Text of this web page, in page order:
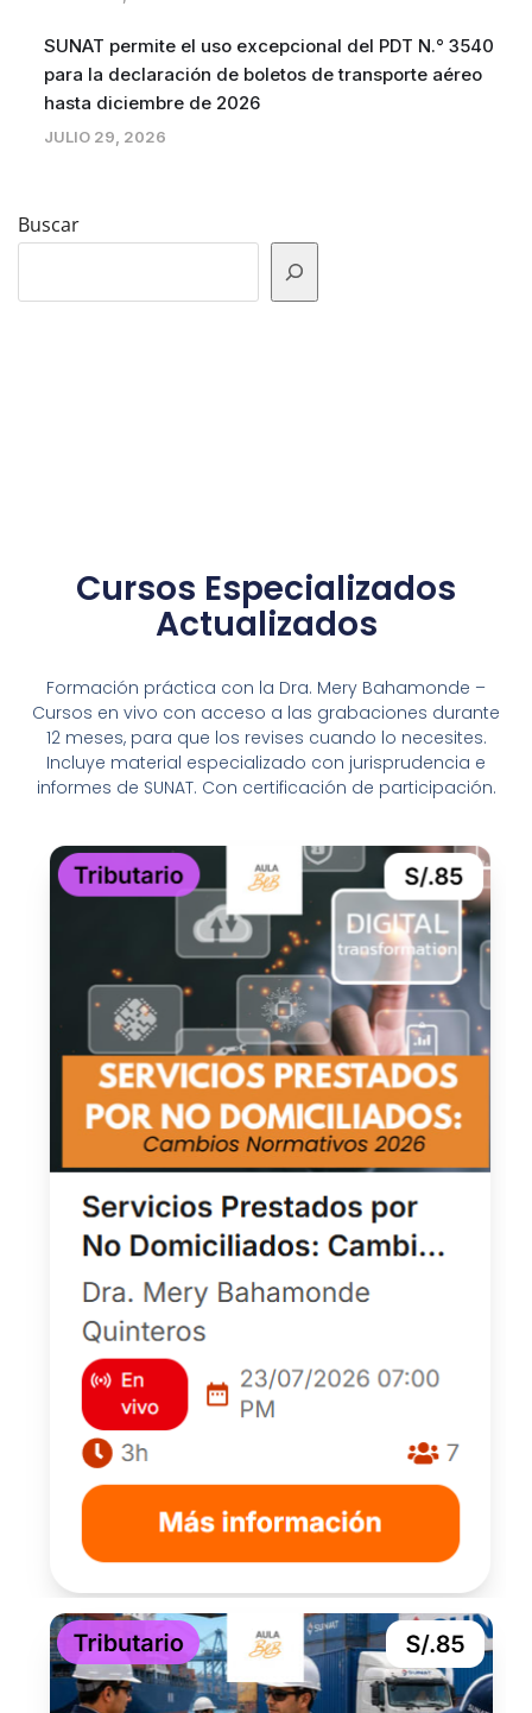
SUNAT permite el uso excepcional del PDT N.° 3540
para la declaración de boletos de transporte aéreo
hasta diciembre de 2026
JULIO 29, 2026
Buscar
Cursos Especializados
Actualizados
Formación práctica con la Dra. Mery Bahamonde –
Cursos en vivo con acceso a las grabaciones durante
12 meses, para que los revises cuando lo necesites.
Incluye material especializado con jurisprudencia e
informes de SUNAT. Con certificación de participación.